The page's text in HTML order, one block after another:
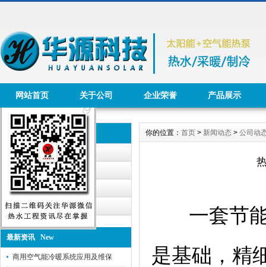
网站首页 关于公司 企业荣誉 产品展示
新闻动态 News
公司动态
行业资讯
华源公告
工程报道
最新资讯 New
商用空气能冷暖系统应用及维保
你的位置： 首页 > 新闻动态 > 公司动
一套节能
是基础，精